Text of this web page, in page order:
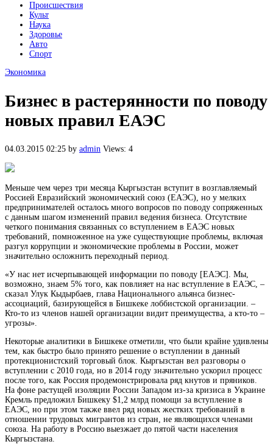
Происшествия
Культ
Наука
Здоровье
Авто
Спорт
Экономика
Бизнес в растерянности по поводу
новых правил ЕАЭС
04.03.2015 02:25 by admin Views: 4
Меньше чем через три месяца Кыргызстан вступит в возглавляемый
Россией Евразийский экономический союз (ЕАЭС), но у мелких
предпринимателей осталось много вопросов по поводу сопряженных
с данным шагом изменений правил ведения бизнеса. Отсутствие
четкого понимания связанных со вступлением в ЕАЭС новых
требований, помноженное на уже существующие проблемы, включая
разгул коррупции и экономические проблемы в России, может
значительно осложнить переходный период.
«У нас нет исчерпывающей информации по поводу [ЕАЭС]. Мы,
возможно, знаем 5% того, как повлияет на нас вступление в ЕАЭС, –
сказал Улук Кыдырбаев, глава Национального альянса бизнес-
ассоциаций, базирующейся в Бишкеке лоббистской организации. –
Кто-то из членов нашей организации видит преимущества, а кто-то –
угрозы».
Некоторые аналитики в Бишкеке отметили, что были крайне удивлены
тем, как быстро было принято решение о вступлении в данный
протекционистский торговый блок. Кыргызстан вел разговоры о
вступлении с 2010 года, но в 2014 году значительно ускорил процесс
после того, как Россия продемонстрировала ряд кнутов и пряников.
На фоне растущей изоляции России Западом из-за кризиса в Украине
Кремль предложил Бишкеку $1,2 млрд помощи за вступление в
ЕАЭС, но при этом также ввел ряд новых жестких требований в
отношении трудовых мигрантов из стран, не являющихся членами
союза. На работу в Россию выезжает до пятой части населения
Кыргызстана.